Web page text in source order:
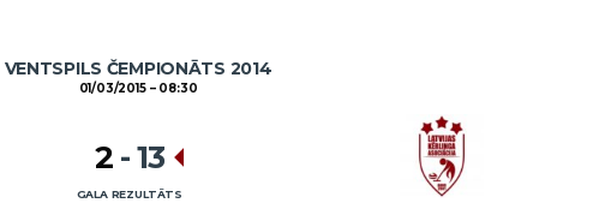
VENTSPILS ČEMPIONĀTS 2014
01/03/2015 08:30
2 -13
GALA REZULTĀTS